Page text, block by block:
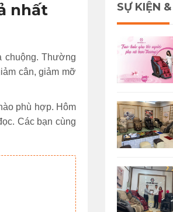
nhất
chuộng. Thường
cân, giảm mỡ
phù hợp. Hôm
Các bạn cùng
SỰ KIỆN